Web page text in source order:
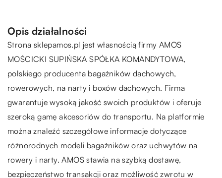
Opis działalności
Strona sklepamos.pl jest własnością firmy AMOS
MOŚCICKI SUPIŃSKA SPÓŁKA KOMANDYTOWA,
polskiego producenta bagażników dachowych,
rowerowych, na narty i boxów dachowych. Firma
gwarantuje wysoką jakość swoich produktów i oferuje
szeroką gamę akcesoriów do transportu. Na platformie
można znaleźć szczegółowe informacje dotyczące
różnorodnych modeli bagażników oraz uchwytów na
rowery i narty. AMOS stawia na szybką dostawę,
bezpieczeństwo transakcji oraz możliwość zwrotu w